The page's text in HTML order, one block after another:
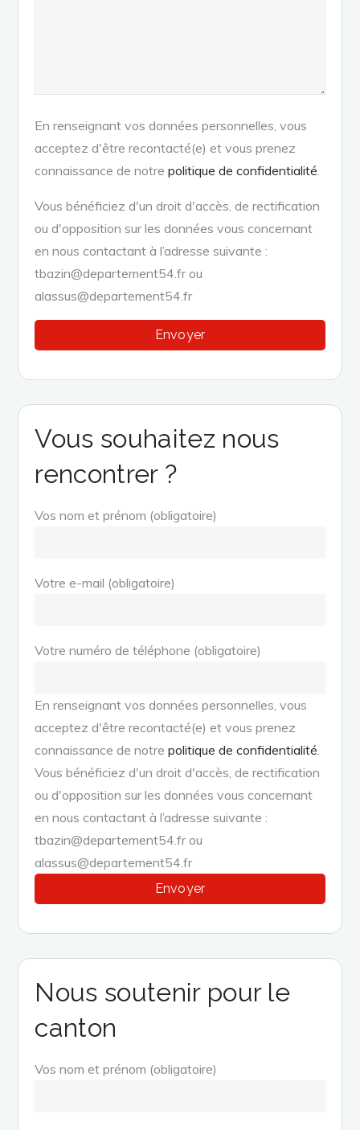
En renseignant vos données personnelles, vous
acceptez d'être recontacté(e) et vous prenez
connaissance de notrepolitique de confidentialité
Vous bénéficiez d'un droit d'accès, de rectification
ou d'opposition sur les données vous concernant
en nous contactant à l’adresse suivante :
tbazin@departement54.fr ou
alassus@departement54.fr
Vous souhaitez nous
rencontrer ?
Vos nom et prénom (obligatoire)
Votre e-mail (obligatoire)
Votre numéro de téléphone (obligatoire)
En renseignant vos données personnelles, vous
acceptez d'être recontacté(e) et vous prenez
connaissance de notrepolitique de confidentialité
Vous bénéficiez d'un droit d'accès, de rectification
ou d'opposition sur les données vous concernant
en nous contactant à l’adresse suivante :
tbazin@departement54.fr ou
alassus@departement54.fr
Nous soutenir pour le
canton
Vos nom et prénom (obligatoire)